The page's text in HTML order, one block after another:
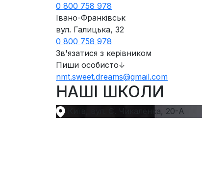
0 800 758 978
Івано-Франківськ
вул. Галицька, 32
0 800 758 978
Зв'язатися з керівником
Пиши особисто↓
nmt.sweet.dreams@gmail.com
НАШІ ШКОЛИ
Київ, вул. Є. Чикаленка, 20-А